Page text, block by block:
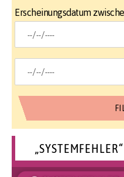
Erscheinungsdatum